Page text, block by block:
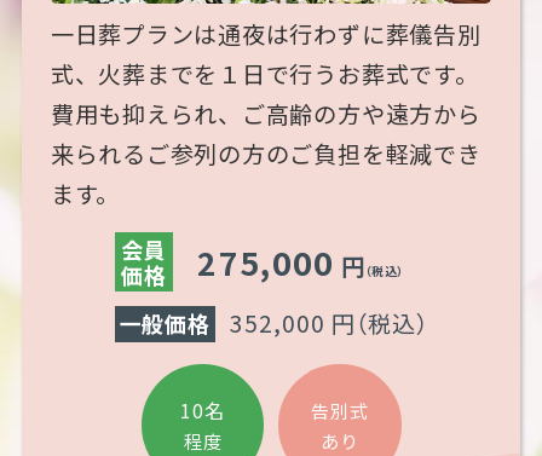
一日葬プランは通夜は行わずに葬儀告別
式、火葬までを１日で行うお葬式です。
費用も抑えられ、ご高齢の方や遠方から
来られるご参列の方のご負担を軽減でき
ます。
会員
価格
275,000 円 （税込）
一般価格 352,000 円（税込）
10名
程度
告別式
あり